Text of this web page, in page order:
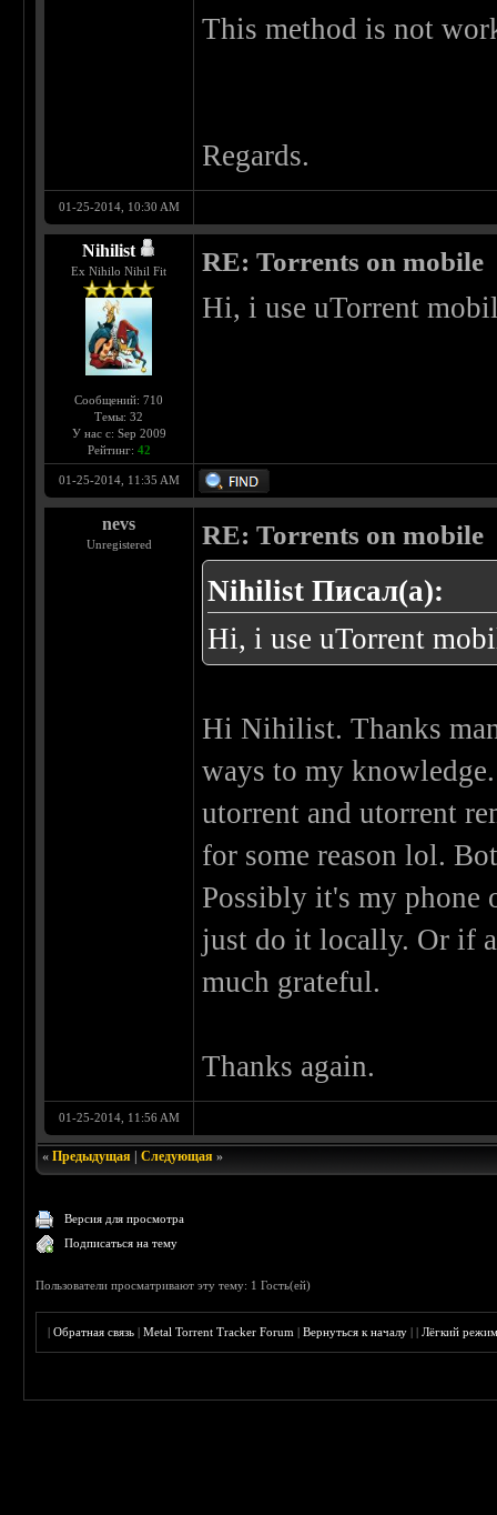
This method is not
Regards.
01-25-2014, 10:30 AM
Nihilist
Ex Nihilo Nihil Fit
Сообщений: 710
Темы: 32
У нас с: Sep 2009
Рейтинг: 42
RE: Torrents on mobile
Hi, i use uTorrent
01-25-2014, 11:35 AM
nevs
Unregistered RE: Torrents on mobile
Nihilist Писал(а):
Hi, i use uTorrent
Hi Nihilist. Thanks
ways to my
utorrent and utorrent
for some reason lol.
Possibly it's my phone
just do it locally. Or if
much grateful.
Thanks again.
01-25-2014, 11:56 AM
«Предыдущая |Следующая »
Версия для просмотра
Подписаться на тему
Пользователи просматривают эту тему: 1 Гость(ей)
|Обратная связь |Metal Torrent Tracker Forum |Вернуться к началу ||Лёгкий